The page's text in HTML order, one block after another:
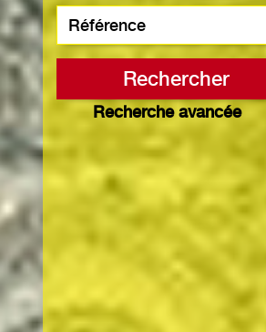
Rechercher
Recherche avancée